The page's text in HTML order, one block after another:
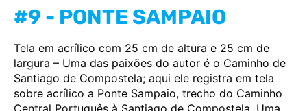
#9 - PONTE SAMPAIO
Tela em acrílico com 25 cm de altura e 25 cm de
largura – Uma das paixões do autor é o Caminho de
Santiago de Compostela; aqui ele registra em tela
sobre acrílico a Ponte Sampaio, trecho do Caminho